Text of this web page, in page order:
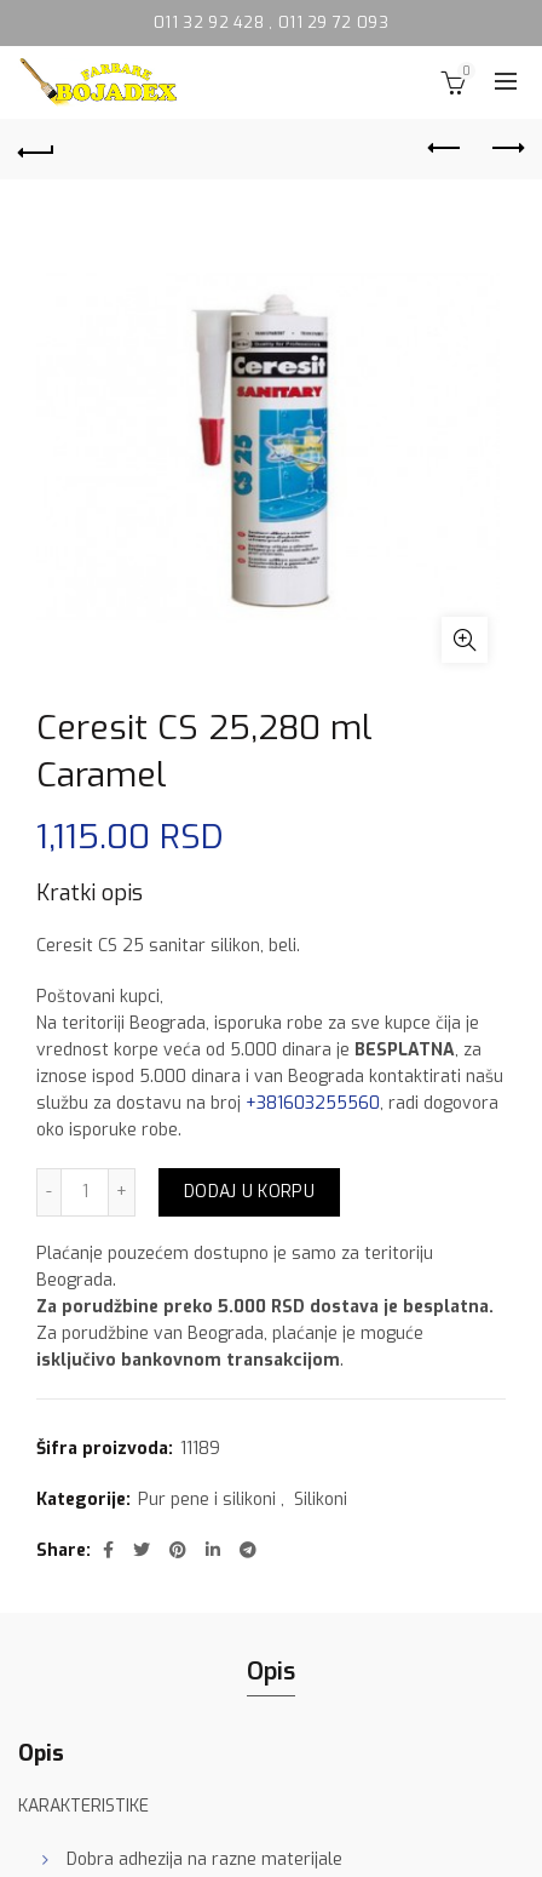
011 32 92 428 , 011 29 72 093
0
Ceresit CS 25,280 ml
Caramel
1,115.00 RSD
Kratki opis
Ceresit CS 25 sanitar silikon, beli.
Poštovani kupci,
Na teritoriji Beograda, isporuka robe za sve kupce čija je
vrednost korpe veća od 5.000 dinara je BESPLATNA, za
iznose ispod 5.000 dinara i van Beograda kontaktirati našu
službu za dostavu na broj +381603255560, radi dogovora
oko isporuke robe.
Ceresit CS 25,280 ml Caramel količina
DODAJ U KORPU
Plaćanje pouzećem dostupno je samo za teritoriju
Beograda.
Za porudžbine preko 5.000 RSD dostava je besplatna.
Za porudžbine van Beograda, plaćanje je moguće
isključivo bankovnom transakcijom.
Šifra proizvoda: 11189
Kategorije: Pur pene i silikoni , Silikoni
Share
Opis
Opis
KARAKTERISTIKE
Dobra adhezija na razne materijale